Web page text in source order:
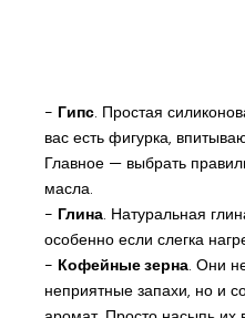
- Гипс. Простая
вас есть фигурка,
Главное — выбрать
масла.
- Глина. Натуральная
особенно если слегка
- Кофейные зерна. Они
неприятные запахи, но и